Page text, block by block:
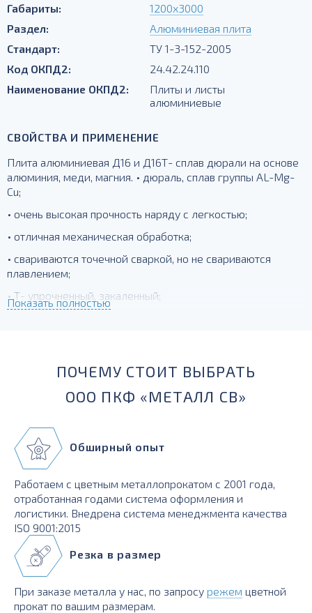
Габариты:
1200х3000
Раздел:
Алюминиевая плита
Стандарт:
ТУ 1-3-152-2005
Код ОКПД2:
24.42.24.110
Наименование ОКПД2:
Плиты и листы
алюминиевые
СВОЙСТВА И ПРИМЕНЕНИЕ
Плита алюминиевая Д16 и Д16Т- сплав дюрали на основе
алюминия, меди, магния. • дюраль, сплав группы AL-Mg-
Cu;
• очень высокая прочность наряду с легкостью;
• отличная механическая обработка;
• свариваются точечной сваркой, но не свариваются
плавлением;
• Т- упрочненный, закаленный;
Показать полностью
ПОЧЕМУ СТОИТ ВЫБРАТЬ
ООО ПКФ «МЕТАЛЛ СВ»
Обширный опыт
Работаем с цветным металлопрокатом с 2001 года,
отработанная годами система оформления и
логистики. Внедрена система менеджмента качества
ISO 9001:2015
Резка в размер
При заказе металла у нас, по запросу режем цветной
прокат по вашим размерам.